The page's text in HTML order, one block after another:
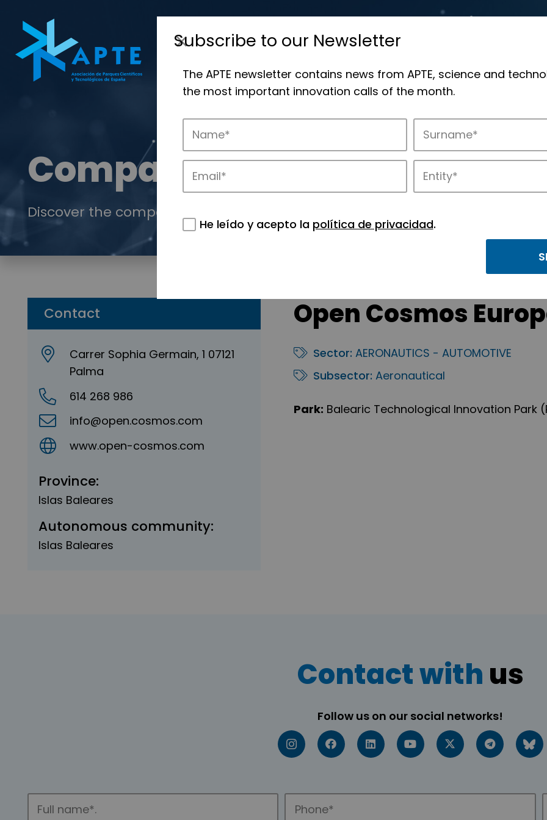
Companies
Discover the companies that drive innovation in APTE’s parks.
Contact
Carrer Sophia Germain, 1 07121
Palma
614 268 986
info@open.cosmos.com
www.open-cosmos.com
Province:
Islas Baleares
Autonomous community:
Islas Baleares
Open Cosmos
Sector: AERONAUTICS - AUTOMOTIVE
Subsector: Aeronautical
Park: Balearic Technological Innovation Park
Contact with us
Follow us on our social networks!
Subscribe to our Newsletter
The APTE newsletter contains news from APTE, science and
the most important innovation calls of the month.
He leído y acepto la política de privacidad.